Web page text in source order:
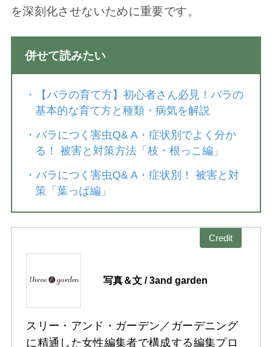
を深刻化させないために重要です。
併せて読みたい
・
【バラの育て方】初心者さん必見！バラの
基本的な育て方と種類・病気を解説
・ バラにつく害虫Q& A・症状別でよく分か
る！ 被害と対策方法「枝・根っこ編」
・ バラにつく害虫Q& A・症状別！ 被害と対
策「葉っぱ編」
Credit
写真＆文 / 3and garden
スリー・アンド・ガーデン／ガーデニング
に精通した女性編集者で構成する編集プロ